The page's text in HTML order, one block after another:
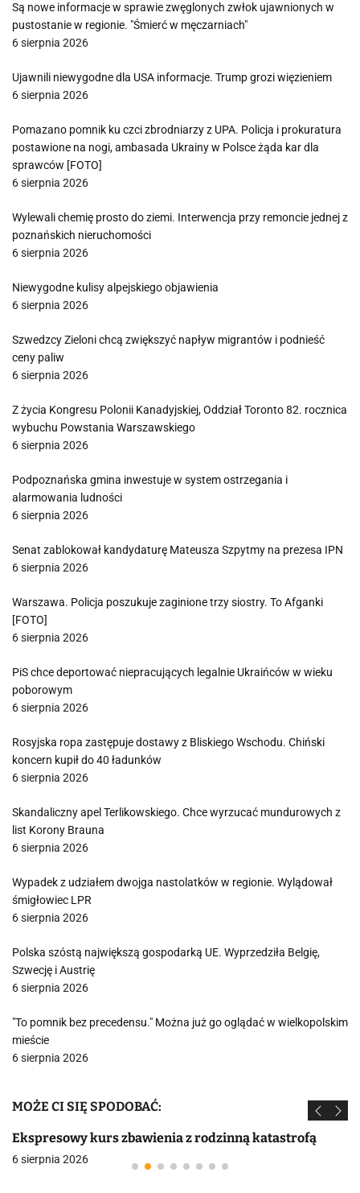
Są nowe informacje w sprawie zwęglonych zwłok ujawnionych w
pustostanie w regionie. "Śmierć w męczarniach"
6 sierpnia 2026
Ujawnili niewygodne dla USA informacje. Trump grozi więzieniem
6 sierpnia 2026
Pomazano pomnik ku czci zbrodniarzy z UPA. Policja i prokuratura
postawione na nogi, ambasada Ukrainy w Polsce żąda kar dla
sprawców [FOTO]
6 sierpnia 2026
Wylewali chemię prosto do ziemi. Interwencja przy remoncie jednej z
poznańskich nieruchomości
6 sierpnia 2026
Niewygodne kulisy alpejskiego objawienia
6 sierpnia 2026
Szwedzcy Zieloni chcą zwiększyć napływ migrantów i podnieść
ceny paliw
6 sierpnia 2026
Z życia Kongresu Polonii Kanadyjskiej, Oddział Toronto 82. rocznica
wybuchu Powstania Warszawskiego
6 sierpnia 2026
Podpoznańska gmina inwestuje w system ostrzegania i
alarmowania ludności
6 sierpnia 2026
Senat zablokował kandydaturę Mateusza Szpytmy na prezesa IPN
6 sierpnia 2026
Warszawa. Policja poszukuje zaginione trzy siostry. To Afganki
[FOTO]
6 sierpnia 2026
PiS chce deportować niepracujących legalnie Ukraińców w wieku
poborowym
6 sierpnia 2026
Rosyjska ropa zastępuje dostawy z Bliskiego Wschodu. Chiński
koncern kupił do 40 ładunków
6 sierpnia 2026
Skandaliczny apel Terlikowskiego. Chce wyrzucać mundurowych z
list Korony Brauna
6 sierpnia 2026
Wypadek z udziałem dwojga nastolatków w regionie. Wylądował
śmigłowiec LPR
6 sierpnia 2026
Polska szóstą największą gospodarką UE. Wyprzedziła Belgię,
Szwecję i Austrię
6 sierpnia 2026
"To pomnik bez precedensu." Można już go oglądać w wielkopolskim
mieście
6 sierpnia 2026
MOŻE CI SIĘ SPODOBAĆ:
Ekspresowy kurs zbawienia z rodzinną katastrofą
6 sierpnia 2026